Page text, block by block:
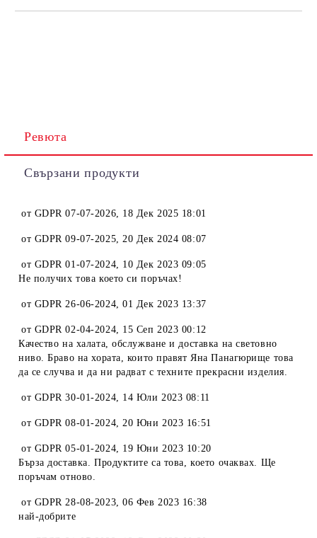
Ревюта
Свързани продукти
от GDPR 07-07-2026, 18 Дек 2025 18:01
от GDPR 09-07-2025,20 Дек 2024 08:07
от GDPR 01-07-2024, 10 Дек 2023 09:05
Не получих това което си поръчах!
от GDPR 26-06-2024,01 Дек 2023 13:37
от GDPR 02-04-2024, 15 Сеп 2023 00:12
Качество на халата, обслужване и доставка на световно
ниво. Браво на хората, които правят Яна Панагюрище това
да се случва и да ни радват с техните прекрасни изделия.
от GDPR 30-01-2024, 14 Юли 2023 08:11
от GDPR 08-01-2024,20 Юни 2023 16:51
от GDPR 05-01-2024, 19 Юни 2023 10:20
Бърза доставка. Продуктите са това, което очаквах. Ще
поръчам отново.
от GDPR 28-08-2023,06 Фев 2023 16:38
най-добрите